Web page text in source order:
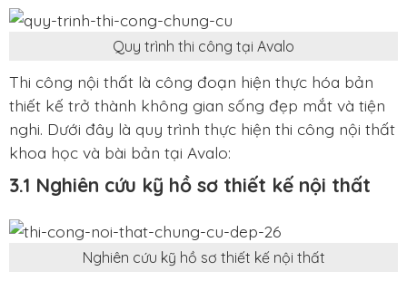
Quy trình thi công tại Avalo
Thi công nội thất là công đoạn hiện thực hóa bản
thiết kế trở thành không gian sống đẹp mắt và tiện
nghi. Dưới đây là quy trình thực hiện thi công nội thất
khoa học và bài bản tại Avalo:
3.1 Nghiên cứu kỹ hồ sơ thiết kế nội thất
Nghiên cứu kỹ hồ sơ thiết kế nội thất